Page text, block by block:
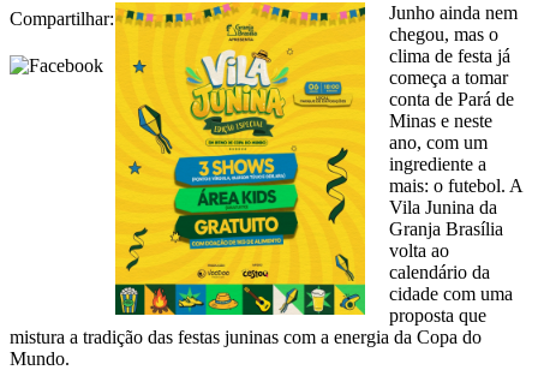
Compartilhar:
Junho ainda nem
chegou, mas o
clima de festa já
começa a tomar
conta de Pará de
Minas e neste
ano, com um
ingrediente a
mais: o futebol. A
Vila Junina da
Granja Brasília
volta ao
calendário da
cidade com uma
proposta que
mistura a tradição das festas juninas com a energia da Copa do
Mundo.